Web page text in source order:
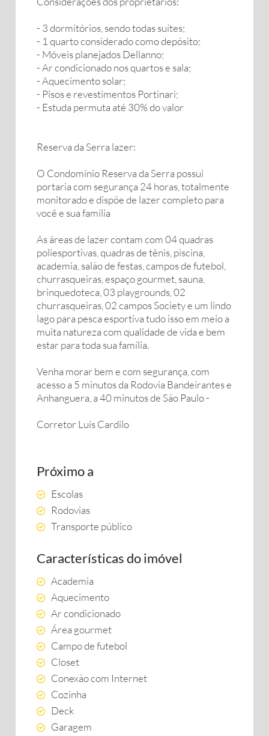
- 3 dormitórios, sendo todas suítes;
- 1 quarto considerado como depósito;
- Móveis planejados Dellanno;
- Ar condicionado nos quartos e sala;
- Aquecimento solar;
- Pisos e revestimentos Portinari;
- Estuda permuta até 30% do valor
Reserva da Serra lazer:
O Condomínio Reserva da Serra possui
portaria com segurança 24 horas, totalmente
monitorado e dispõe de lazer completo para
você e sua família
As áreas de lazer contam com 04 quadras
poliesportivas, quadras de tênis, piscina,
academia, salão de festas, campos de futebol,
churrasqueiras, espaço gourmet, sauna,
brinquedoteca, 03 playgrounds, 02
churrasqueiras, 02 campos Society e um lindo
lago para pesca esportiva tudo isso em meio a
muita natureza com qualidade de vida e bem
estar para toda sua família.
Venha morar bem e com segurança, com
acesso a 5 minutos da Rodovia Bandeirantes e
Anhanguera, a 40 minutos de São Paulo -
Corretor Luís Cardilo
Próximo a
Escolas
Rodovias
Transporte público
Características do imóvel
Academia
Aquecimento
Ar condicionado
Área gourmet
Campo de futebol
Closet
Conexão com Internet
Cozinha
Deck
Garagem